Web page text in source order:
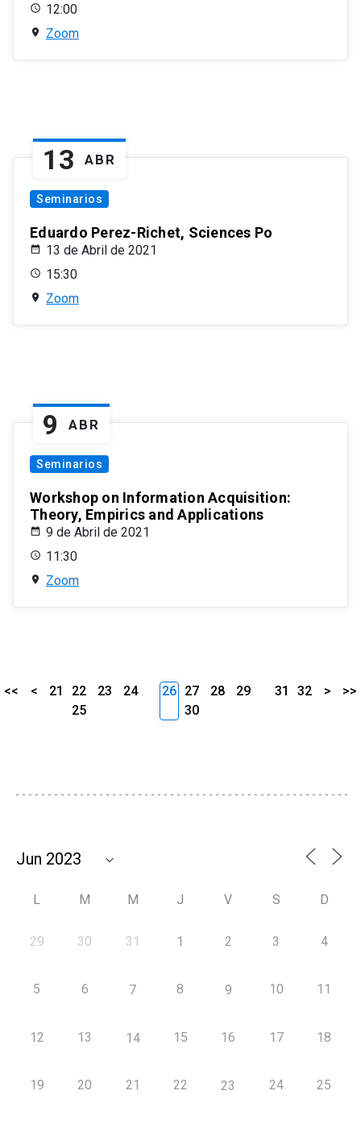
12:00
Zoom
13 ABR
Seminarios
Eduardo Perez-Richet, Sciences Po
13 de Abril de 2021
15:30
Zoom
9 ABR
Seminarios
Workshop on Information Acquisition:
Theory, Empirics and Applications
9 de Abril de 2021
11:30
Zoom
<< < 21 22 23
24
25
26 27 28
29
30
31 32 > >>
L M M J V S D
29 30 31 1 2 3 4
5 6 7 8 9 10 11
12 13 14 15 16 17 18
19 20 21 22 23 24 25